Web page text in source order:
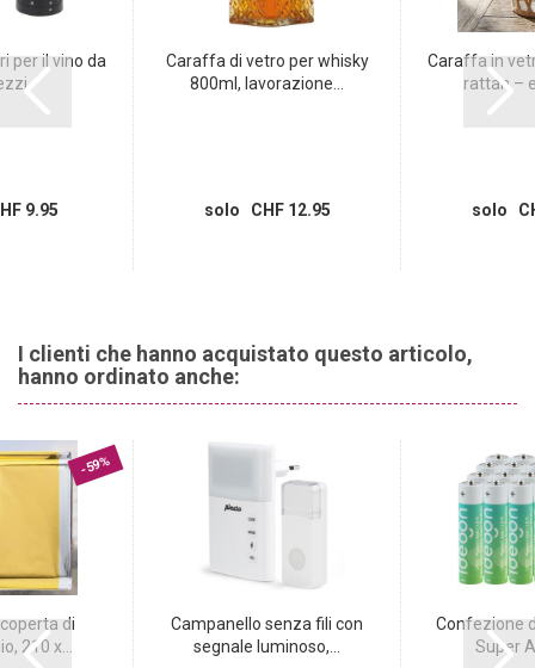
per il vino da
9.95
Caraffa di vetro per whisky
800ml, lavorazione...
solo CHF 12.95
Caraffa in
rattan –
solo
I clienti che hanno acquistato questo articolo,
hanno ordinato anche:
-59%
di
210 x...
Campanello senza fili con
segnale luminoso,...
Confezione
Super